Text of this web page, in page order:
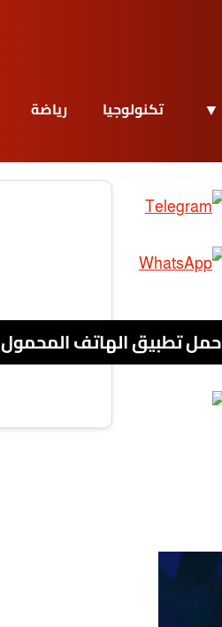
تكنولوجيا رياضة
حمل تطبيق الهاتف المحمول